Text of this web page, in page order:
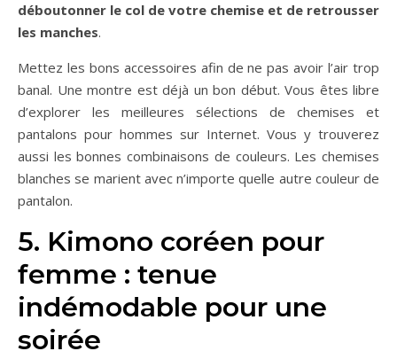
déboutonner le col de votre chemise et de retrousser
les manches.
Mettez les bons accessoires afin de ne pas avoir l’air trop
banal. Une montre est déjà un bon début. Vous êtes libre
d’explorer les meilleures sélections de chemises et
pantalons pour hommes sur Internet. Vous y trouverez
aussi les bonnes combinaisons de couleurs. Les chemises
blanches se marient avec n’importe quelle autre couleur de
pantalon.
5. Kimono coréen pour
femme : tenue
indémodable pour une
soirée